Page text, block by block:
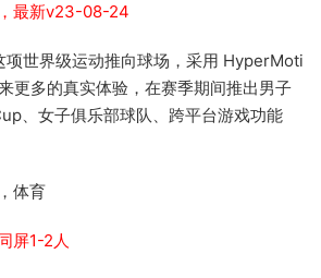
最新v23-08-24
项世界级运动推向球场，采用 HyperMoti
更多的真实体验，在赛季期间推出男子
、女子俱乐部球队、跨平台游戏功能
体育
屏1-2人